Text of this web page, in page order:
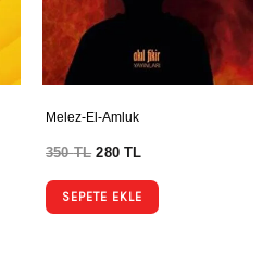
Melez-El-Amluk
350TL 280TL
SEPETE EKLE